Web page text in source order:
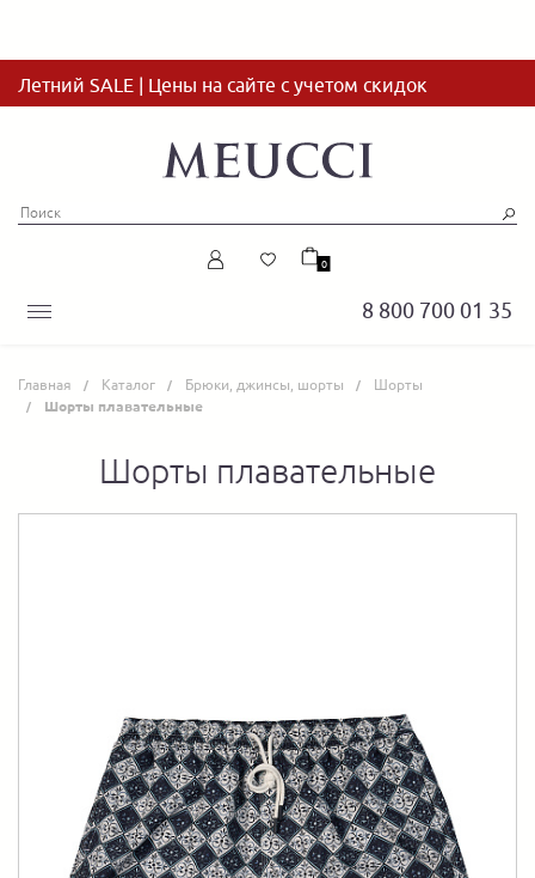
Летний SALE | Цены на сайте с учетом скидок
8 800 700 01 35
0
Главная Каталог Брюки, джинсы, шорты Шорты
Шорты плавательные
Шорты плавательные